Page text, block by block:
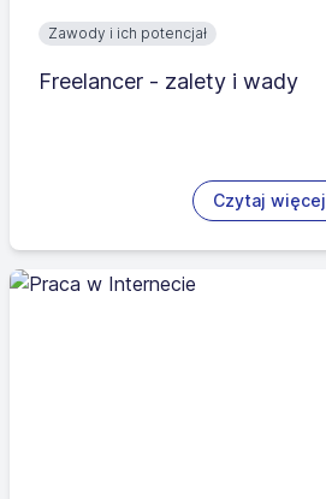
Zawody i ich potencjał
Freelancer - zalety i wady
Czytaj więcej